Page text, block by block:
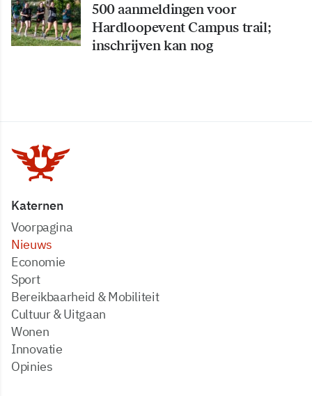
500 aanmeldingen voor
Hardloopevent Campus trail;
inschrijven kan nog
Katernen
Voorpagina
Nieuws
Economie
Sport
Bereikbaarheid & Mobiliteit
Cultuur & Uitgaan
Wonen
Innovatie
Opinies